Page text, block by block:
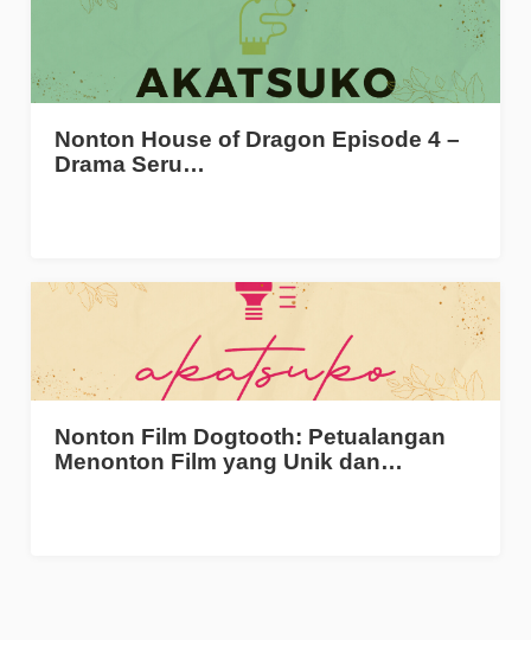
Nonton House of Dragon Episode 4 –
Drama Seru…
Nonton Film Dogtooth: Petualangan
Menonton Film yang Unik dan…